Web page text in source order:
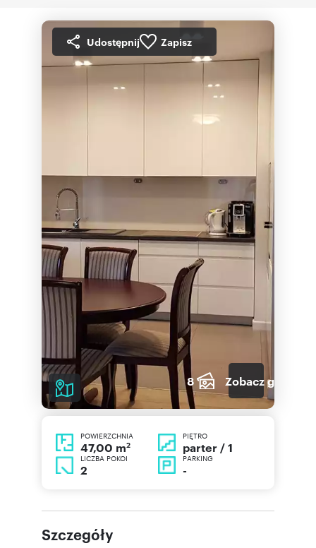
Udostępnij Zapisz
8 Zobacz galerię
POWIERZCHNIA
47,00 m2
PIĘTRO
parter / 1
LICZBA POKOI
2
PARKING
-
Szczegóły